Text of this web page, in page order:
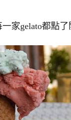
家gelato都點了